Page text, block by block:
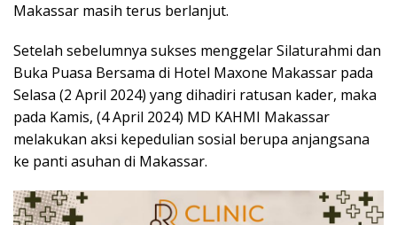
Makassar masih terus berlanjut.
Setelah sebelumnya sukses menggelar Silaturahmi dan
Buka Puasa Bersama di Hotel Maxone Makassar pada
Selasa (2 April 2024) yang dihadiri ratusan kader, maka
pada Kamis, (4 April 2024) MD KAHMI Makassar
melakukan aksi kepedulian sosial berupa anjangsana
ke panti asuhan di Makassar.